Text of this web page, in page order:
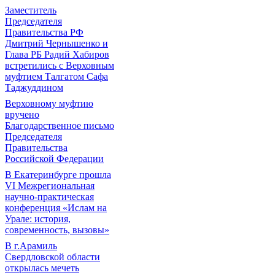
Заместитель
Председателя
Правительства РФ
Дмитрий Чернышенко и
Глава РБ Радий Хабиров
встретились с Верховным
муфтием Талгатом Сафа
Таджуддином
Верховному муфтию
вручено
Благодарственное письмо
Председателя
Правительства
Российской Федерации
В Екатеринбурге прошла
VI Межрегиональная
научно-практическая
конференция «Ислам на
Урале: история,
современность, вызовы»
В г.Арамиль
Свердловской области
открылась мечеть